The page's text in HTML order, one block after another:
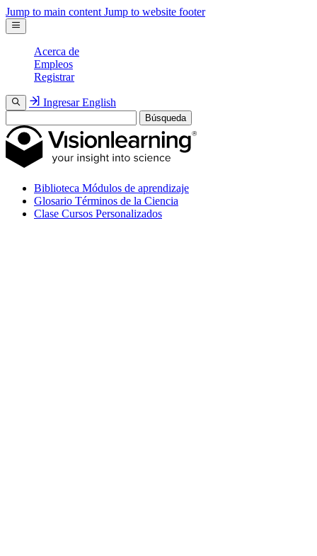
Jump to main content Jump to website footer
Acerca de
Empleos
Registrar
Ingresar English
Búsqueda
Biblioteca Módulos de aprendizaje
Glosario Términos de la Ciencia
Clase Cursos Personalizados